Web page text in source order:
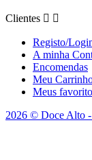
Clientes  
Registo/
A minha
Encomendas
Meu
Meus
2026 © Doce Alto -